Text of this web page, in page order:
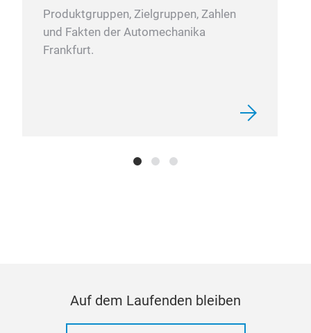
Produktgruppen, Zielgruppen, Zahlen
und Fakten der Automechanika
Frankfurt.
Auf dem Laufenden bleiben